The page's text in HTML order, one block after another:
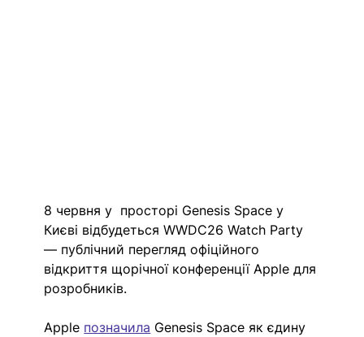
8 червня у  просторі Genesis Space у
Києві відбудеться WWDC26 Watch Party
— публічний перегляд офіційного
відкриття щорічної конференції Apple для
розробників.
Apple позначила Genesis Space як єдину